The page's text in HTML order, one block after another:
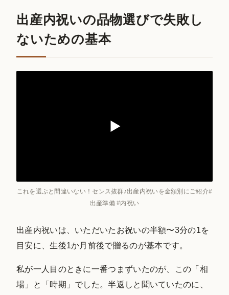
出産内祝いの品物選びで失敗し
ないための基本
これを選ぶと間違いない！センス抜群♪出産内祝いを金額別にご紹介#
出産準備 #内祝い
出産内祝いは、いただいたお祝いの半額〜3分の1を
目安に、生後1か月前後で贈るのが基本です。
私が一人目のときに一番つまずいたのが、この「相
場」と「時期」でした。半返しと聞いていたのに、